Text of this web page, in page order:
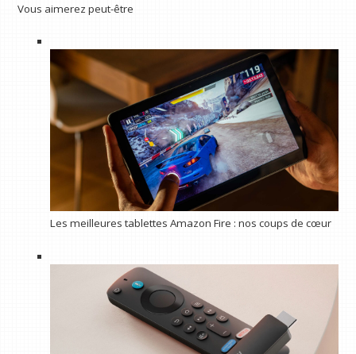
Vous aimerez peut-être
Les meilleures tablettes Amazon Fire : nos coups de cœur